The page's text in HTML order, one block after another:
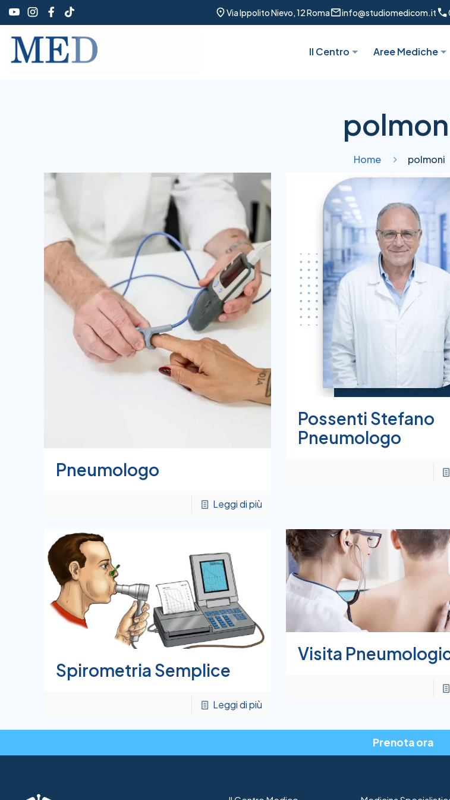
Via Ippolito Nievo, 12 Roma info@studiomedicom.it
Il Centro Aree Mediche
Home polmoni
Pneumologo
Leggi di più
Possenti Stefano
Pneumologo
Spirometria Semplice
Leggi di più
Visita
Prenota ora